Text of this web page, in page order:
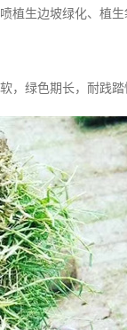
植生边坡绿化、植
，绿色期长，耐践踏